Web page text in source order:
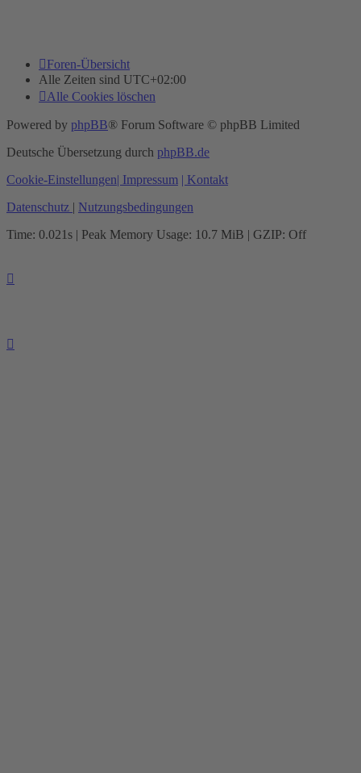
Foren-Übersicht
Alle Zeiten sind UTC+02:00
Alle Cookies löschen
Powered by phpBB® Forum Software © phpBB Limited
Deutsche Übersetzung durch phpBB.de
Cookie-Einstellungen| Impressum | Kontakt
Datenschutz | Nutzungsbedingungen
Time: 0.021s | Peak Memory Usage: 10.7 MiB | GZIP: Off